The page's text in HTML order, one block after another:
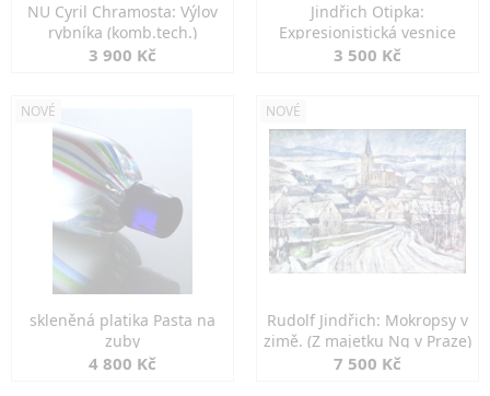
NU Cyril Chramosta: Výlov
rybníka (komb.tech.)
3 900 Kč
Jindřich Otipka:
Expresionistická vesnice
3 500 Kč
NOVÉ
skleněná platika Pasta na
zuby
4 800 Kč
NOVÉ
Rudolf Jindřich: Mokropsy v
zimě. (Z majetku Ng v Praze)
7 500 Kč